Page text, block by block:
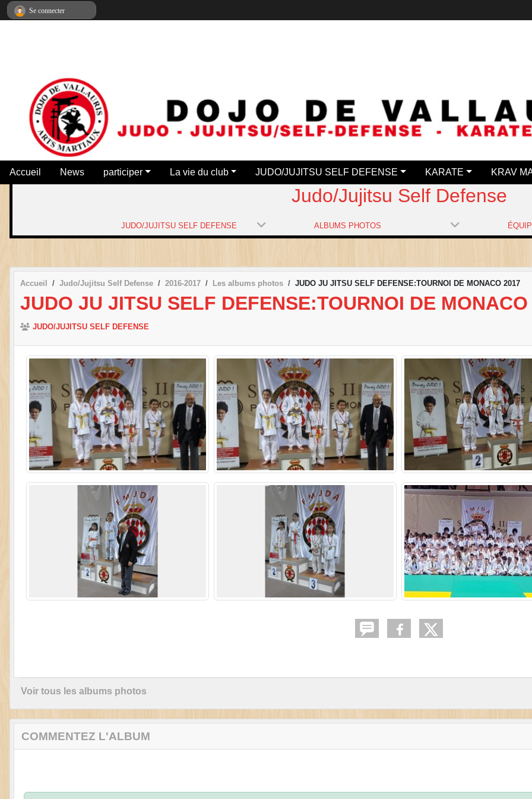
Accueil News participer La vie du club JUDO/JUJITSU SELF DEFENSE KARATE KRAV
Judo/Jujitsu Self Defense
JUDO/JUJITSU SELF DEFENSE ALBUMS PHOTOS
Accueil Judo/Jujitsu Self Defense 2016-2017 Les albums photos JUDO JU JITSU SELF DEFENSE:TOURNOI DE MONACO 2017
JUDO JU JITSU SELF DEFENSE:TOURNOI DE
JUDO/JUJITSU SELF DEFENSE
Voir tous les albums photos
COMMENTEZ L'ALBUM
Se connecter
Panneau de gestion des cookies